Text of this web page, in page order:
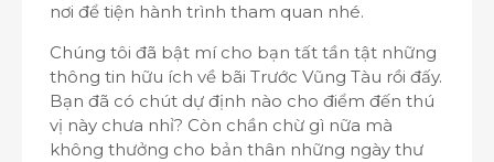
nơi để tiện hành trình tham quan nhé.
Chúng tôi đã bật mí cho bạn tất tần tật những
thông tin hữu ích về bãi Trước Vũng Tàu rồi đấy.
Bạn đã có chút dự định nào cho điểm đến thú
vị này chưa nhỉ? Còn chần chừ gì nữa mà
không thưởng cho bản thân những ngày thư